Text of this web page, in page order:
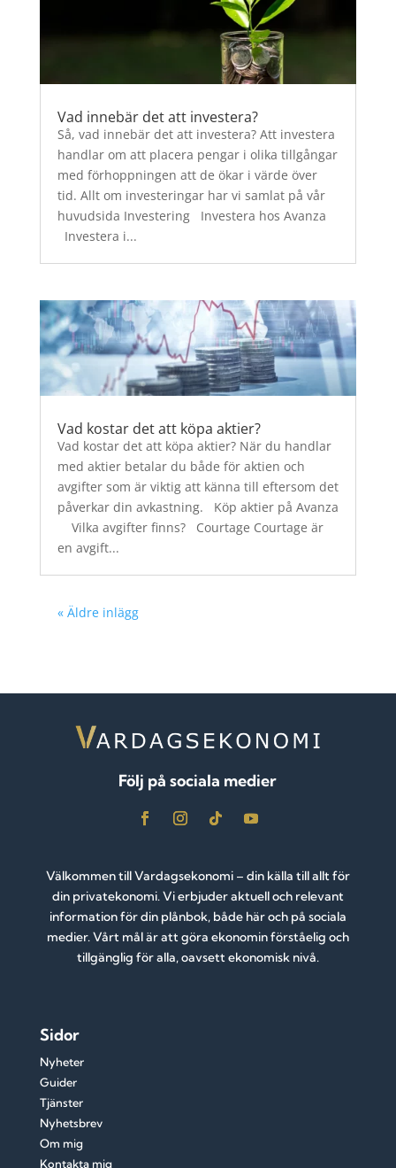
Vad innebär det att investera?
Så, vad innebär det att investera? Att investera
handlar om att placera pengar i olika tillgångar
med förhoppningen att de ökar i värde över
tid. Allt om investeringar har vi samlat på vår
huvudsida Investering Investera hos Avanza
Investera i...
Vad kostar det att köpa aktier?
Vad kostar det att köpa aktier? När du handlar
med aktier betalar du både för aktien och
avgifter som är viktig att känna till eftersom det
påverkar din avkastning. Köp aktier på Avanza
Vilka avgifter finns? Courtage Courtage är
en avgift...
« Äldre inlägg
Följ på sociala medier
Välkommen till Vardagsekonomi – din källa till allt för
din privatekonomi. Vi erbjuder aktuell och relevant
information för din plånbok, både här och på sociala
medier. Vårt mål är att göra ekonomin förståelig och
tillgänglig för alla, oavsett ekonomisk nivå.
Sidor
Nyheter
Guider
Tjänster
Nyhetsbrev
Om mig
Kontakta mig